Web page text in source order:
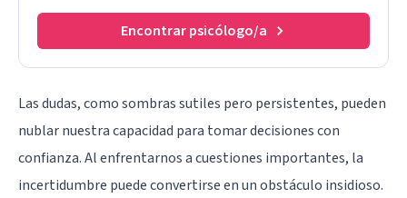
Encontrar psicólogo/a
Las dudas, como sombras sutiles pero persistentes, pueden
nublar nuestra capacidad para tomar decisiones con
confianza. Al enfrentarnos a cuestiones importantes, la
incertidumbre puede convertirse en un obstáculo insidioso.